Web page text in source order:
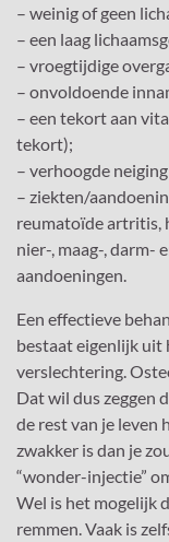
– weinig of geen
– een laag
– vroegtijdige
– onvoldoende
– een tekort aan
tekort);
– verhoogde
– ziekten/
reumatoïde artritis,
nier-, maag-, darm-
aandoeningen.
Een effectieve
bestaat eigenlijk uit
verslechtering.
Dat wil dus zeggen
de rest van je leven
zwakker is dan je
“wonder-injectie”
Wel is het mogelijk
remmen. Vaak is